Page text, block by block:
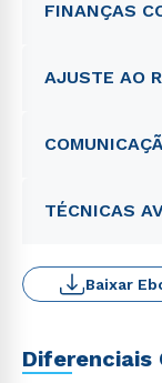
FINANÇAS
AJUSTE AO
TÉCNICAS
Baixar
Diferenciais
autorizo que
envio de